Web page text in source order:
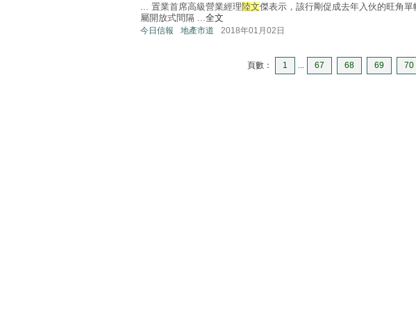
... 置業首席高級營業經理陸文傑表示，該行剛促成去年入伙的旺角
屬開放式間隔 ... 全文
今日信報 地產市道 2018年01月02日
頁數： 1 67 68 69 70